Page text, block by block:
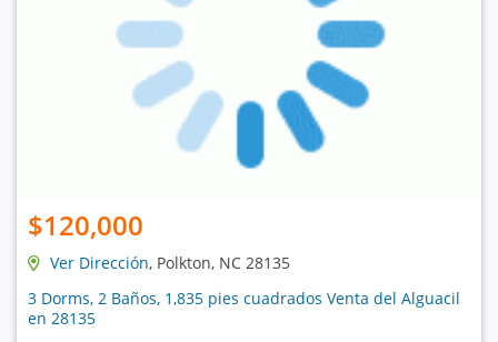
$120,000
Ver Dirección, Polkton, NC 28135
3 Dorms, 2 Baños, 1,835 pies cuadrados Venta del Alguacil
en 28135